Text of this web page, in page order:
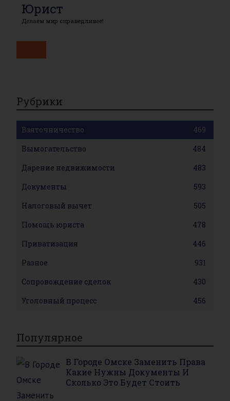
Юрист
Делаем мир справедливее!
Рубрики
Взяточничество
469
Вымогательство
484
Дарение недвижимости
483
Документы
593
Налоговый вычет
505
Помощь юриста
478
Приватизация
446
Разное
931
Сопровождение сделок
430
Уголовный процесс
456
Популярное
В Городе Омске Заменить Права
Какие Нужны Документы И
Сколько Это Будет Стоить